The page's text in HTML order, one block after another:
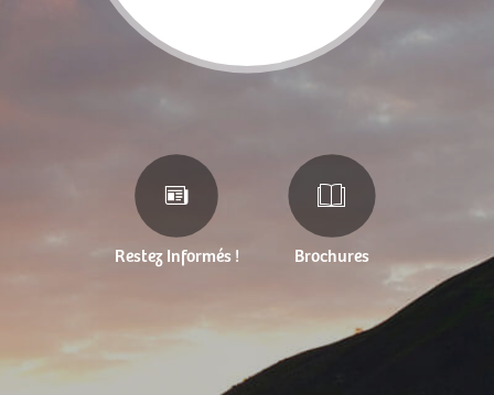
Restez Informés ! Brochures